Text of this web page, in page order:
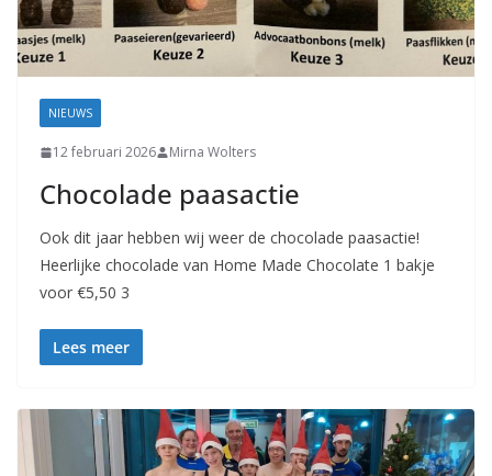
NIEUWS
12 februari 2026 Mirna Wolters
Chocolade paasactie
Ook dit jaar hebben wij weer de chocolade paasactie!
Heerlijke chocolade van Home Made Chocolate 1 bakje
voor €5,50 3
Lees meer